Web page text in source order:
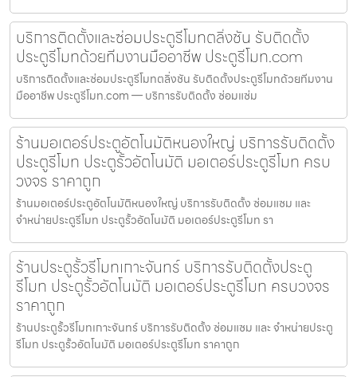
บริการติดตั้งและซ่อมประตูรีโมทตลิ่งชัน รับติดตั้ง
ประตูรีโมทด้วยทีมงานมืออาชีพ ประตูรีโมท.com
บริการติดตั้งและซ่อมประตูรีโมทตลิ่งชัน รับติดตั้งประตูรีโมทด้วยทีมงาน
มืออาชีพ ประตูรีโมท.com — บริการรับติดตั้ง ซ่อมแซ่ม
ร้านมอเตอร์ประตูอัตโนมัติหนองใหญ่ บริการรับติดตั้ง
ประตูรีโมท ประตูรั้วอัตโนมัติ มอเตอร์ประตูรีโมท ครบ
วงจร ราคาถูก
ร้านมอเตอร์ประตูอัตโนมัติหนองใหญ่ บริการรับติดตั้ง ซ่อมแซม และ
จำหน่ายประตูรีโมท ประตูรั้วอัตโนมัติ มอเตอร์ประตูรีโมท รา
ร้านประตูรั้วรีโมทเกาะจันทร์ บริการรับติดตั้งประตู
รีโมท ประตูรั้วอัตโนมัติ มอเตอร์ประตูรีโมท ครบวงจร
ราคาถูก
ร้านประตูรั้วรีโมทเกาะจันทร์ บริการรับติดตั้ง ซ่อมแซม และ จำหน่ายประตู
รีโมท ประตูรั้วอัตโนมัติ มอเตอร์ประตูรีโมท ราคาถูก